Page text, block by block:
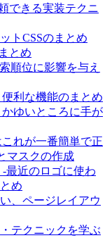
できる実装テクニ
トCSSのまとめ
とめ
順位に影響を与え
便利な機能のまとめ
かゆいところに手が
れが一番簡単で正
マスクの作成
最近のロゴに使わ
め
、ページレイアウ
テクニックを学ぶ